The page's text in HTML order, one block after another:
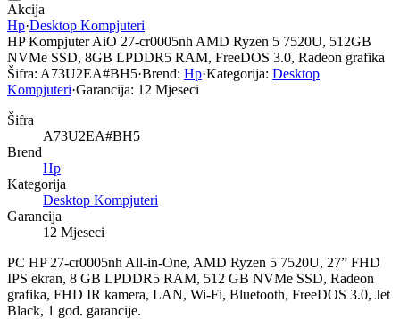
Akcija
Hp·Desktop Kompjuteri
HP Kompjuter AiO 27-cr0005nh AMD Ryzen 5 7520U, 512GB
NVMe SSD, 8GB LPDDR5 RAM, FreeDOS 3.0, Radeon grafika
Šifra: A73U2EA#BH5·Brend: Hp·Kategorija: Desktop
Kompjuteri·Garancija: 12 Mjeseci
Šifra
A73U2EA#BH5
Brend
Hp
Kategorija
Desktop Kompjuteri
Garancija
12 Mjeseci
PC HP 27-cr0005nh All-in-One, AMD Ryzen 5 7520U, 27” FHD
IPS ekran, 8 GB LPDDR5 RAM, 512 GB NVMe SSD, Radeon
grafika, FHD IR kamera, LAN, Wi-Fi, Bluetooth, FreeDOS 3.0, Jet
Black, 1 god. garancije.